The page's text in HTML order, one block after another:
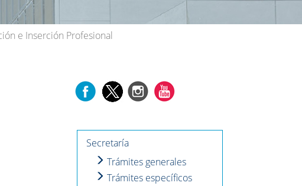
e Inserción Profesional
Secretaría
Trámites generales
Trámites específicos